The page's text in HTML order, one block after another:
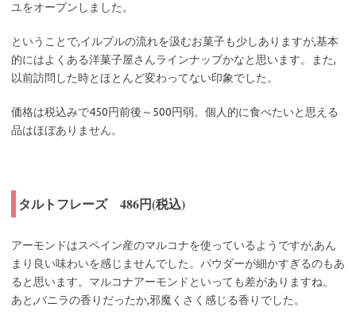
ユをオープンしました。
ということで,イルプルの流れを汲むお菓子も少しありますが,基本
的にはよくある洋菓子屋さんラインナップかなと思います。また,
以前訪問した時とほとんど変わってない印象でした。
価格は税込みで450円前後～500円弱。個人的に食べたいと思える
品はほぼありません。
タルトフレーズ 486円(税込)
アーモンドはスペイン産のマルコナを使っているようですが,あん
まり良い味わいを感じませんでした。パウダーが細かすぎるのもあ
ると思います。マルコナアーモンドといっても差がありますね。
あと,バニラの香りだったか,邪魔くさく感じる香りでした。